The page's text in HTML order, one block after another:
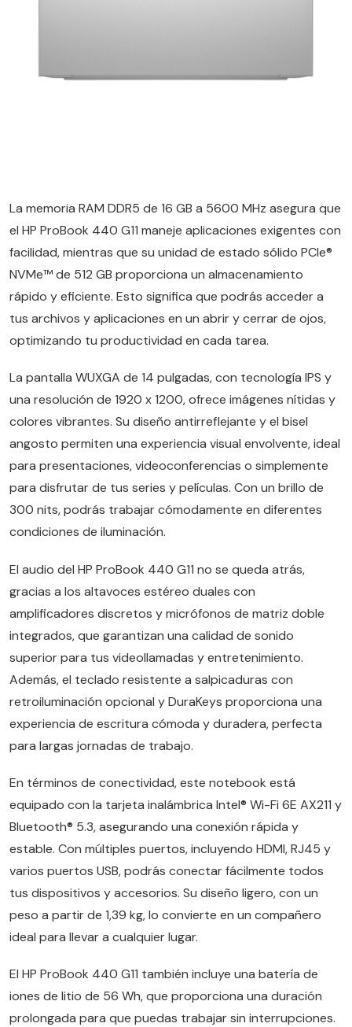
La memoria RAM DDR5 de 16 GB a 5600 MHz asegura que
el HP ProBook 440 G11 maneje aplicaciones exigentes con
facilidad, mientras que su unidad de estado sólido PCIe®
NVMe™ de 512 GB proporciona un almacenamiento
rápido y eficiente. Esto significa que podrás acceder a
tus archivos y aplicaciones en un abrir y cerrar de ojos,
optimizando tu productividad en cada tarea.
La pantalla WUXGA de 14 pulgadas, con tecnología IPS y
una resolución de 1920 x 1200, ofrece imágenes nítidas y
colores vibrantes. Su diseño antirreflejante y el bisel
angosto permiten una experiencia visual envolvente, ideal
para presentaciones, videoconferencias o simplemente
para disfrutar de tus series y películas. Con un brillo de
300 nits, podrás trabajar cómodamente en diferentes
condiciones de iluminación.
El audio del HP ProBook 440 G11 no se queda atrás,
gracias a los altavoces estéreo duales con
amplificadores discretos y micrófonos de matriz doble
integrados, que garantizan una calidad de sonido
superior para tus videollamadas y entretenimiento.
Además, el teclado resistente a salpicaduras con
retroiluminación opcional y DuraKeys proporciona una
experiencia de escritura cómoda y duradera, perfecta
para largas jornadas de trabajo.
En términos de conectividad, este notebook está
equipado con la tarjeta inalámbrica Intel® Wi-Fi 6E AX211 y
Bluetooth® 5.3, asegurando una conexión rápida y
estable. Con múltiples puertos, incluyendo HDMI, RJ45 y
varios puertos USB, podrás conectar fácilmente todos
tus dispositivos y accesorios. Su diseño ligero, con un
peso a partir de 1,39 kg, lo convierte en un compañero
ideal para llevar a cualquier lugar.
El HP ProBook 440 G11 también incluye una batería de
iones de litio de 56 Wh, que proporciona una duración
prolongada para que puedas trabajar sin interrupciones.